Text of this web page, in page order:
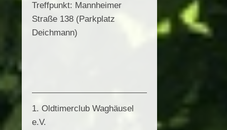
Treffpunkt: Mannheimer
Straße 138 (Parkplatz
Deichmann)
1. Oldtimerclub Waghäusel
e.V.